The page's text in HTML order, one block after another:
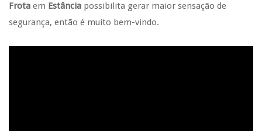
Frota em Estância possibilita gerar maior sensação de
segurança, então é muito bem-vindo.